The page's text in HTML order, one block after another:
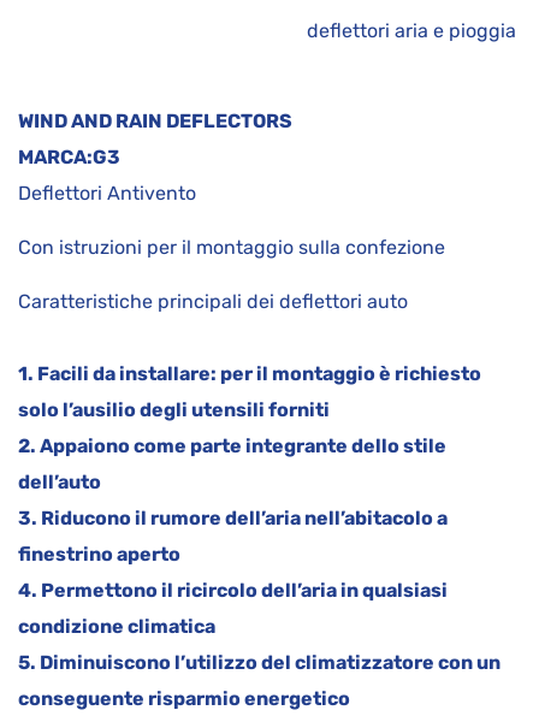
deflettori aria e pioggia
WIND AND RAIN DEFLECTORS
MARCA:G3
Deflettori Antivento
Con istruzioni per il montaggio sulla confezione
Caratteristiche principali dei deflettori auto
1. Facili da installare: per il montaggio è richiesto
solo l’ausilio degli utensili forniti
2. Appaiono come parte integrante dello stile
dell’auto
3. Riducono il rumore dell’aria nell’abitacolo a
finestrino aperto
4. Permettono il ricircolo dell’aria in qualsiasi
condizione climatica
5. Diminuiscono l’utilizzo del climatizzatore con un
conseguente risparmio energetico